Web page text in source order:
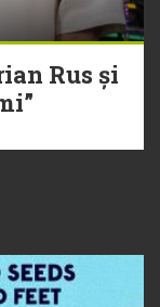
Rus și